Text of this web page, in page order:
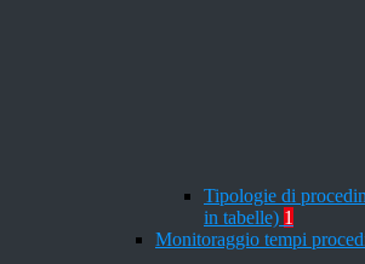
Tipologie di
in tabelle) 1
Monitoraggio tempi